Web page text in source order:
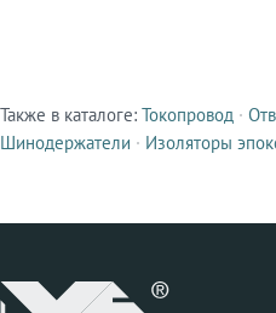
Смежные продукты
Также в каталоге: Токопровод ·
Шинодержатели · Изоляторы